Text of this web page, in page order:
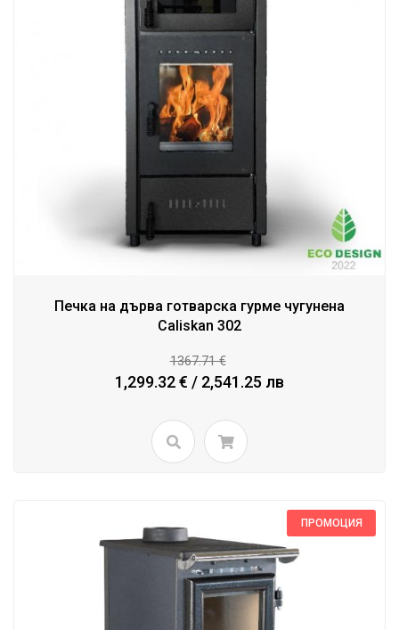
Печка на дърва готварска гурме чугунена
Caliskan 302
1367.71 €
1,299.32 € / 2,541.25 лв
ПРОМОЦИЯ